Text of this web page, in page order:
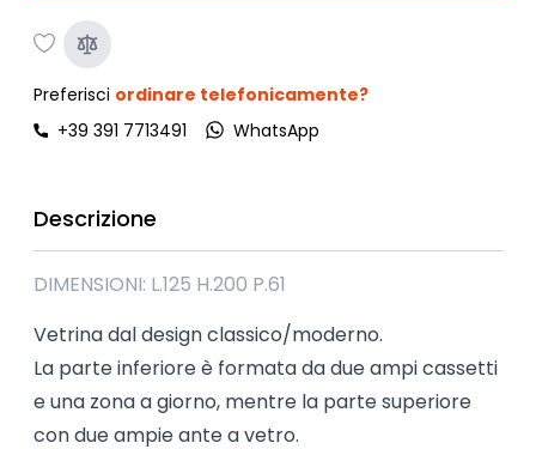
Preferisci ordinare telefonicamente?
+39 391 7713491
WhatsApp
Descrizione
DIMENSIONI: L.125 H.200 P.61
Vetrina dal design classico/moderno.
La parte inferiore è formata da due ampi cassetti
e una zona a giorno, mentre la parte superiore
con due ampie ante a vetro.